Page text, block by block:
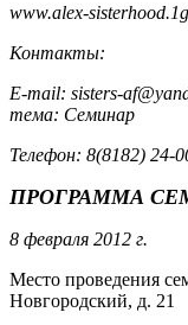
www.alex-
Контакты:
E-mail: sisters-
тема: Семинар
Телефон: 8(8182) 24-
ПРОГРАММА
8 февраля 2012 г.
Место проведения
Новгородский, д. 21